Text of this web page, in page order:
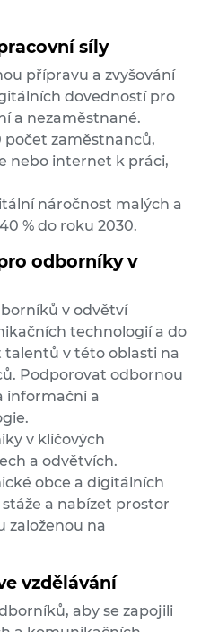
síly
přípravu a zvyšování
dovedností pro
a nezaměstnané.
počet zaměstnanců,
nebo internet k práci,
náročnost malých a
% do roku 2030.
odborníky v
v odvětví
technologií a do
talentů v této oblasti na
Podporovat odbornou
informační a
v klíčových
a odvětvích.
obce a digitálních
a nabízet prostor
založenou na
vzdělávání
aby se zapojili